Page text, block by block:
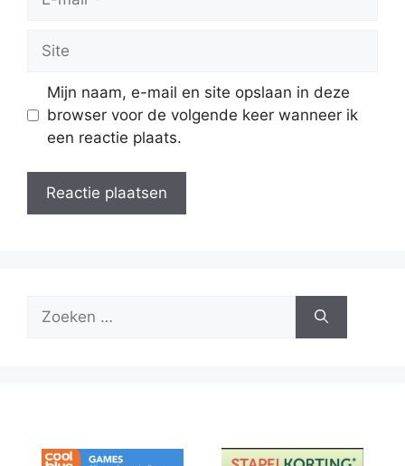
mail
Mijn naam, e-mail en site opslaan in deze
browser voor de volgende keer wanneer ik
een reactie plaats.
Zoek